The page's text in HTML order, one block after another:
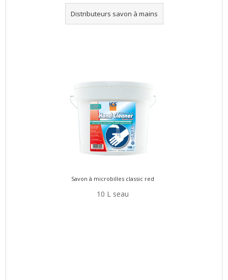
Distributeurs savon à mains
Savon à microbilles classic red
10 L seau